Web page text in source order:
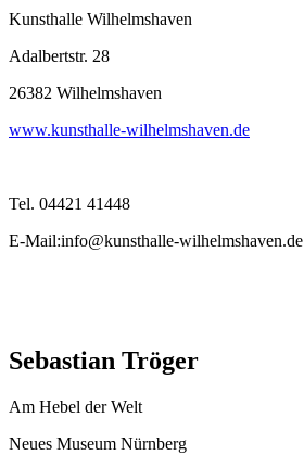
Kunsthalle Wilhelmshaven
Adalbertstr. 28
26382 Wilhelmshaven
www.kunsthalle-wilhelmshaven.de
Tel. 04421 41448
E-Mail:info@kunsthalle-wilhelmshaven.de
Sebastian Tröger
Am Hebel der Welt
Neues Museum Nürnberg